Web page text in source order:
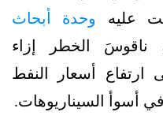
عليه وحدة أبحاث
ناقوسَ الخطر إزاء
ارتفاع أسعار النفط
أسوأ السيناريوهات.